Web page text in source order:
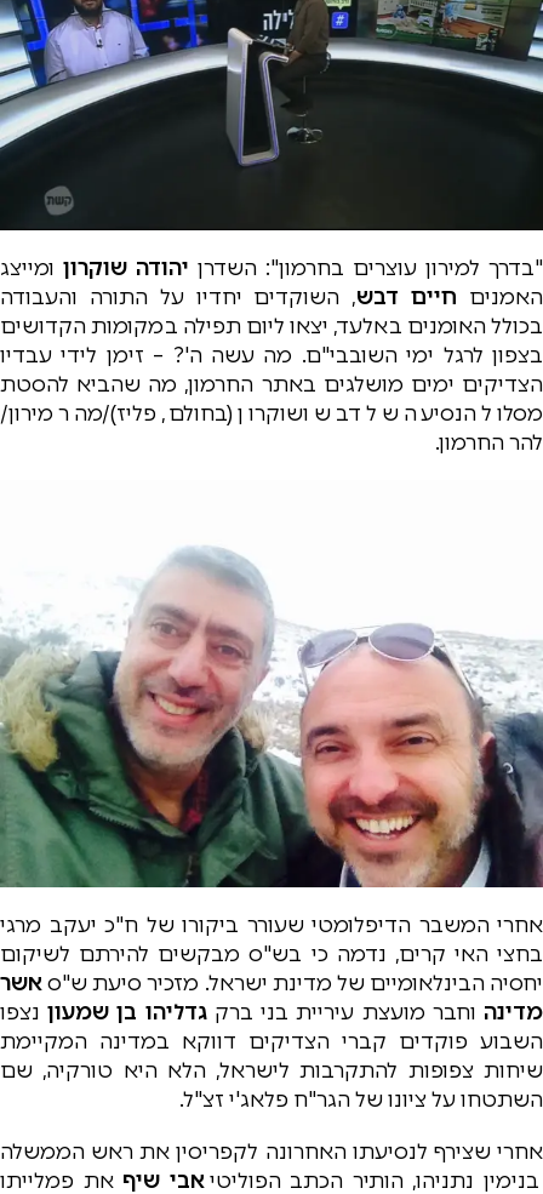
"בדרך למירון עוצרים בחרמון": השדרן יהודה שוקרון ומייצג
האמנים חיים דבש, השוקדים יחדיו על התורה והעבודה
בכולל האומנים באלעד, יצאו ליום תפילה במקומות הקדושים
בצפון לרגל ימי השובבי"ם. מה עשה ה'? – זימן לידי עבדיו
הצדיקים ימים מושלגים באתר החרמון, מה שהביא להסטת
מסלול הנסיעה של דבש ושוקרון (בחולם, פליז)/מהר מירון/
להר החרמון.
אחרי המשבר הדיפלומטי שעורר ביקורו של ח"כ יעקב מרגי
בחצי האי קרים, נדמה כי בש"ס מבקשים להירתם לשיקום
יחסיה הבינלאומיים של מדינת ישראל. מזכיר סיעת ש"ס אשר
מדינה וחבר מועצת עיריית בני ברקגדליהו בן שמעוןנצפו
השבוע פוקדים קברי הצדיקים דווקא במדינה המקיימת
שיחות צפופות להתקרבות לישראל, הלא היא טורקיה, שם
השתטחו על ציונו של הגר"ח פלאג'י זצ"ל.
אחרי שצירף לנסיעתו האחרונה לקפריסין את ראש הממשלה
בנימין נתניהו, הותיר הכתב הפוליטי אבי שיף את פמלייתו